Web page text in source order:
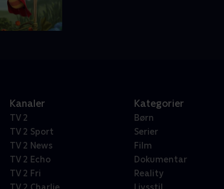
Kanaler
TV 2
TV 2 Sport
TV 2 News
TV 2 Echo
TV 2 Fri
Kategorier
Børn
Serier
Film
Dokumentar
Reality